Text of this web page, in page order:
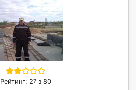
Рейтинг: 27 з 80